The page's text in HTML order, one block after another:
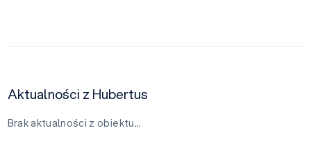
Aktualności z Hubertus
Brak aktualności z obiektu…